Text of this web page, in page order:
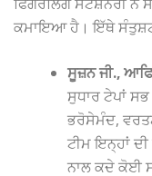
ਫਿੰਗਰਲਿੰਗ ਸਟੇਸ਼ਨਰੀ ਨੇ
ਕਮਾਇਆ ਹੈ। ਇੱਥੇ ਸੰਤੁਸ਼ਟ
ਸੂਜ਼ਨ ਜੀ.,
ਸੁਧਾਰ ਟੇਪਾਂ
ਭਰੋਸੇਮੰਦ,
ਟੀਮ ਇਨ੍ਹਾਂ
ਨਾਲ ਕਦੇ ਕੋਈ